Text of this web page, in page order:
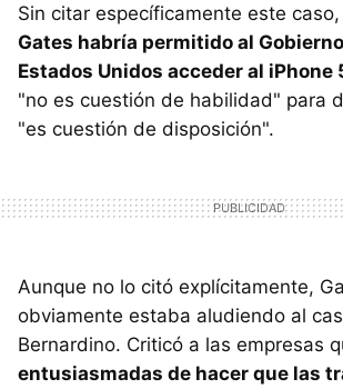
Sin citar específicamente este caso,
Gates habría permitido al
Estados Unidos acceder al iPhone
"no es cuestión de habilidad" para
"es cuestión de disposición".
Aunque no lo citó explícitamente,
obviamente estaba aludiendo al
Bernardino. Criticó a las empresas
entusiasmadas de hacer que las